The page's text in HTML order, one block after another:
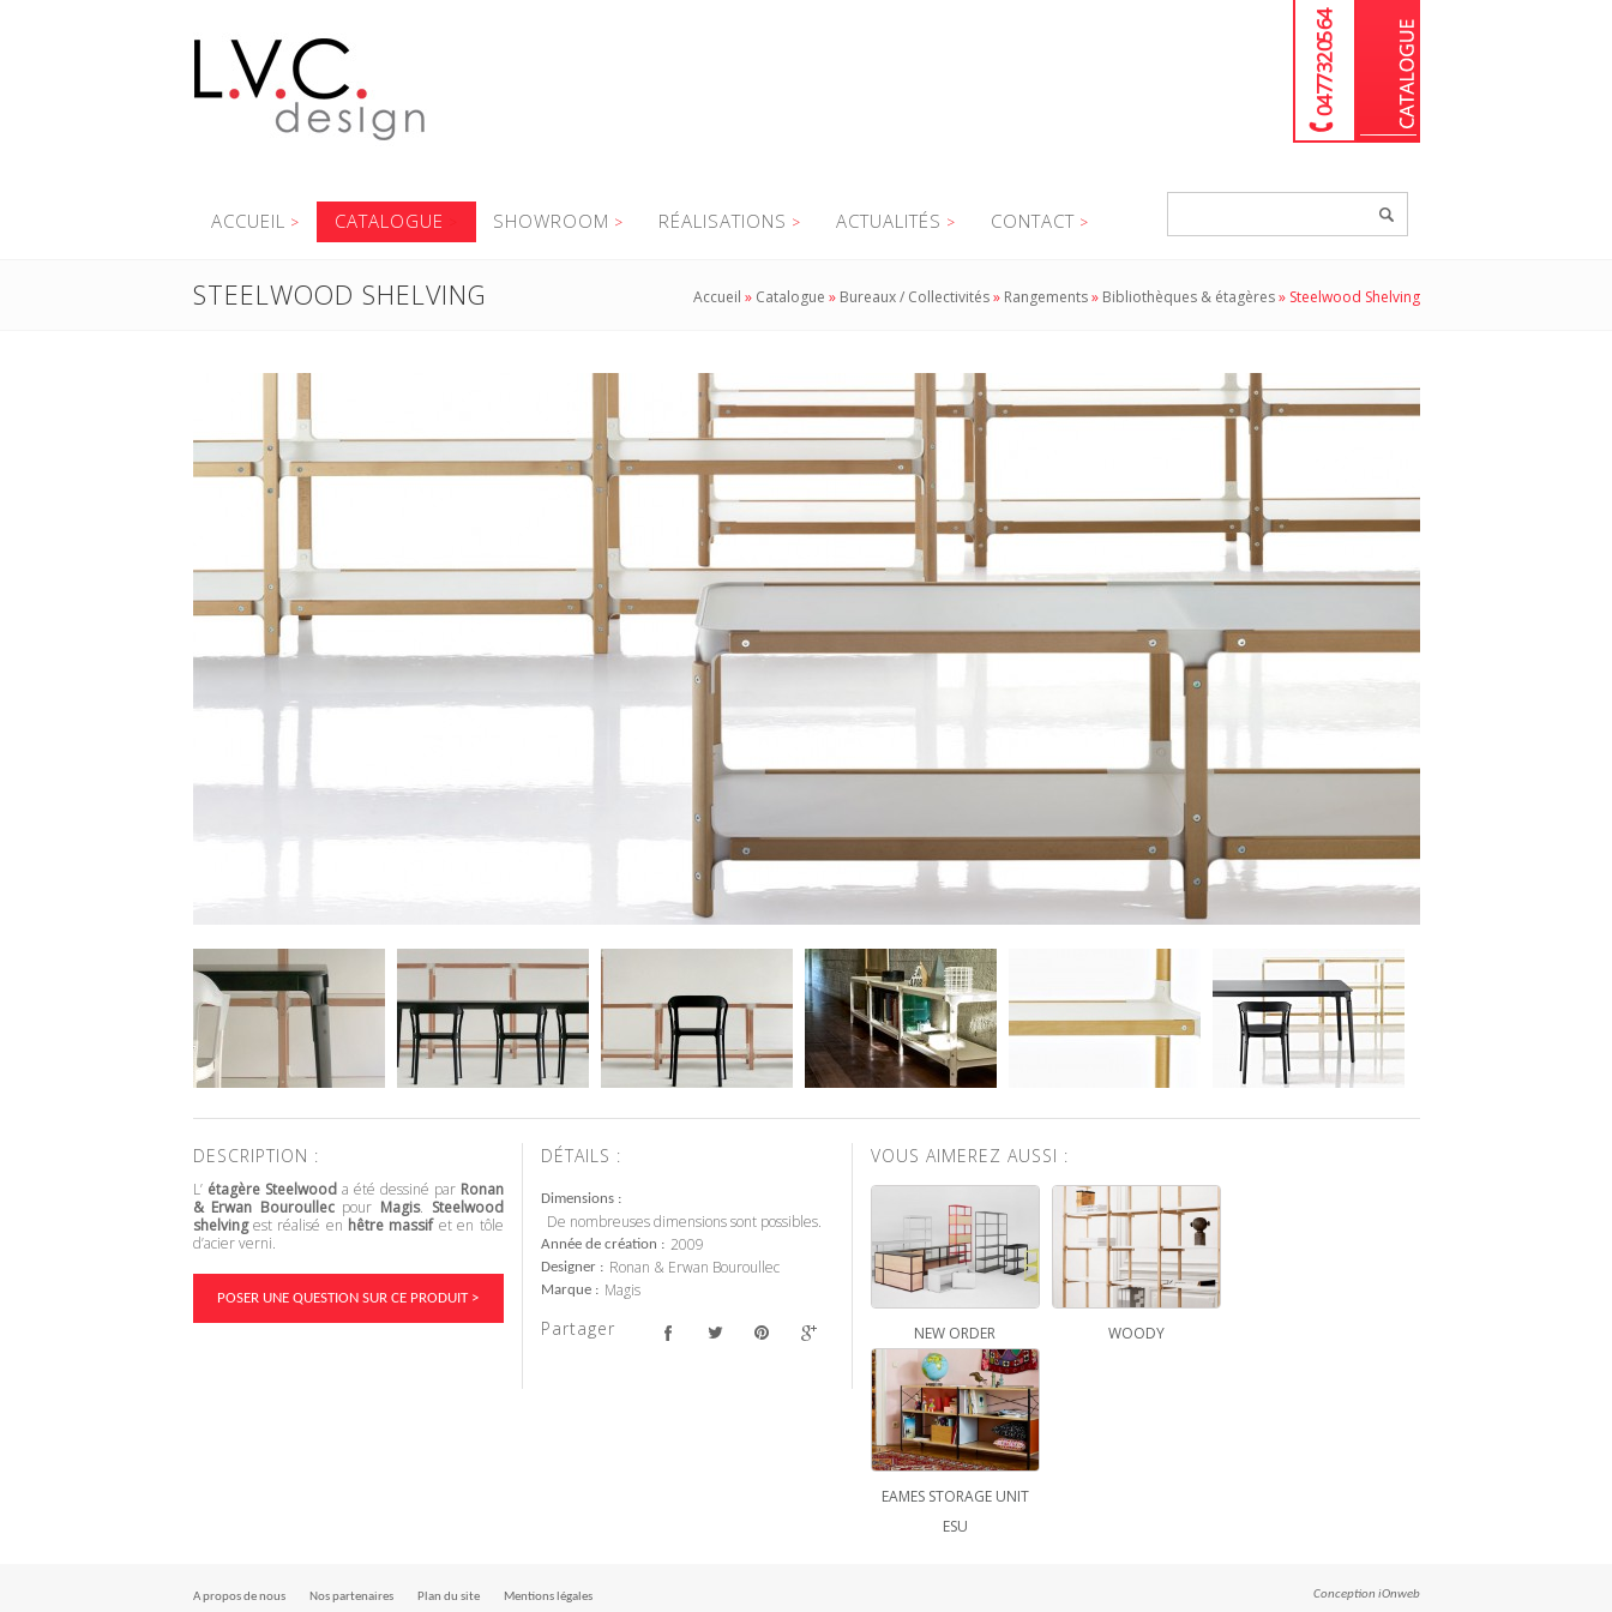
04 77 32 05 64
ACCUEIL CATALOGUE SHOWROOM RÉALISATIONS ACTUALITÉS CONTACT
STEELWOOD SHELVING Accueil » Catalogue » Bureaux / Collectivités» Rangements» Bibliothèques & étagères» Steelwood Shelving
DESCRIPTION :
L’ étagère Steelwooda été dessiné par Ronan
& Erwan Bouroullecpour Magis. Steelwood
shelvingest réalisé en hêtre massifet en tôle
d’acier verni.
POSER UNE QUESTION SUR CE PRODUIT >
DÉTAILS :
Dimensions
De nombreuses dimensions sont possibles.
Année de création 2009
Designer Ronan & Erwan Bouroullec
Marque Magis
Partager
VOUS AIMEREZ AUSSI :
NEW ORDER WOODY
EAMES STORAGE UNIT
ESU
A propos de nous Nos partenaires Plan du site Mentions légales Conception iOnweb